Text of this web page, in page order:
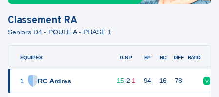
Classement RA
Seniors D4 - POULE A - PHASE 1
ÉQUIPES
1 RC Ardres
G-N-P BP BC DIFF RATIO
15-2-1 94 16 78 V